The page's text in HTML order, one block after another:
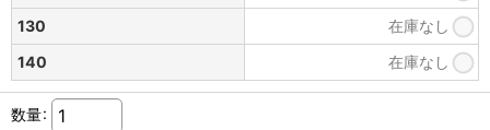
130
在庫なし
140
在庫なし
数量: